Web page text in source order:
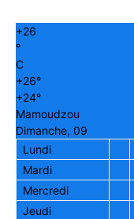
+26
°
C
+26°
+24°
Mamoudzou
Dimanche, 09
Lundi
Mardi
Mercredi
Jeudi